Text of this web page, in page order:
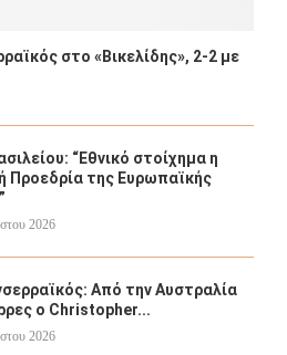
στο «Βικελίδης», 2-2 με
“Εθνικό στοίχημα η
Προεδρία της Ευρωπαϊκής
2026
Από την Αυστραλία
ο Christopher...
2026